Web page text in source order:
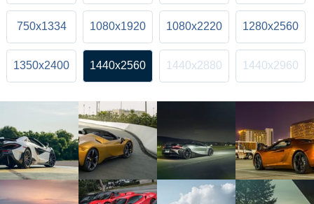
750x1334 1080x1920 1080x2220 1280x2560
1350x2400 1440x2560 1440x2880 1440x2960